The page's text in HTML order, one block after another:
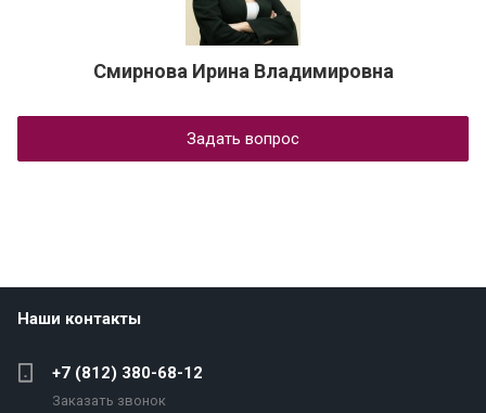
Смирнова Ирина Владимировна
Задать вопрос
Наши контакты
+7 (812) 380-68-12
Заказать звонок